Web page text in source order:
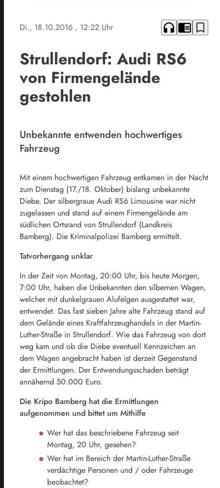
Di., 18.10.2016 , 12:22 Uhr headphones chrome_reader_mode bookmark_border
Strullendorf: Audi RS6
von Firmengelände
gestohlen
Unbekannte entwenden hochwertiges
Fahrzeug
Mit einem hochwertigen Fahrzeug entkamen in der Nacht
zum Dienstag (17./18. Oktober) bislang unbekannte
Diebe. Der silbergraue Audi RS6 Limousine war nicht
zugelassen und stand auf einem Firmengelände am
südlichen Ortsrand von Strullendorf (Landkreis
Bamberg). Die Kriminalpolizei Bamberg ermittelt.
Tatvorhergang unklar
In der Zeit von Montag, 20:00 Uhr, bis heute Morgen,
7:00 Uhr, haben die Unbekannten den silbernen Wagen,
welcher mit dunkelgrauen Alufelgen ausgestattet war,
entwendet. Das fast sieben Jahre alte Fahrzeug stand auf
dem Gelände eines Kraftfahrzeughandels in der Martin-
Luther-Straße in Strullendorf. Wie das Fahrzeug von dort
weg kam und ob die Diebe eventuell Kennzeichen an
dem Wagen angebracht haben ist derzeit Gegenstand
der Ermittlungen. Der Entwendungsschaden beträgt
annähernd 50.000 Euro.
Die Kripo Bamberg hat die Ermittlungen
aufgenommen und bittet um Mithilfe
Wer hat das beschriebene Fahrzeug seit
Montag, 20 Uhr, gesehen?
Wer hat im Bereich der Martin-Luther-Straße
verdächtige Personen und / oder Fahrzeuge
beobachtet?